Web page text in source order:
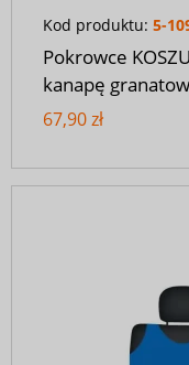
Kod produktu: 5-
Pokrowce
kanapę
67,90 zł